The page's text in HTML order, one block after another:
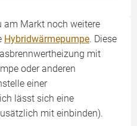
am Markt noch weitere
Hybridwärmepumpe. Diese
mit
oder anderen
einer
lässt sich eine
mit einbinden).